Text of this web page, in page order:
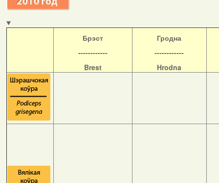
Брэст
------------
Brest
Гродна
------------
Hrodna